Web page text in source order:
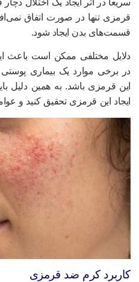
در اثر ایجاد یک اختلال دچار
تنها در صورت اتفاق
بدن ایجاد شود.
مختلفی ممکن است باعث
برخی موارد یک بیماری پوستی
قرمزی باشد. به همین دلیل
این قرمزی تحقیق کنید و
کرم ضد قرمزی